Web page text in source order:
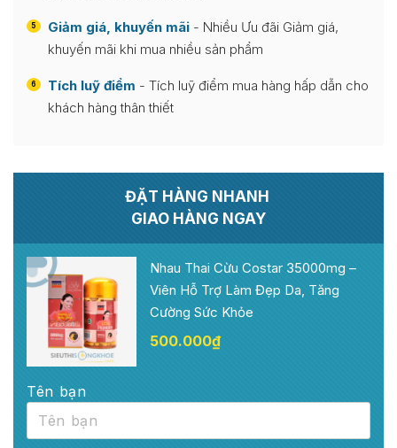
5 Giảm giá, khuyến mãi - Nhiều Ưu đãi Giảm giá,
khuyến mãi khi mua nhiều sản phẩm
6 Tích luỹ điểm - Tích luỹ điểm mua hàng hấp dẫn cho
khách hàng thân thiết
ĐẶT HÀNG NHANH
GIAO HÀNG NGAY
Nhau Thai Cừu Costar 35000mg –
Viên Hỗ Trợ Làm Đẹp Da, Tăng
Cường Sức Khỏe
500.000₫
Tên bạn